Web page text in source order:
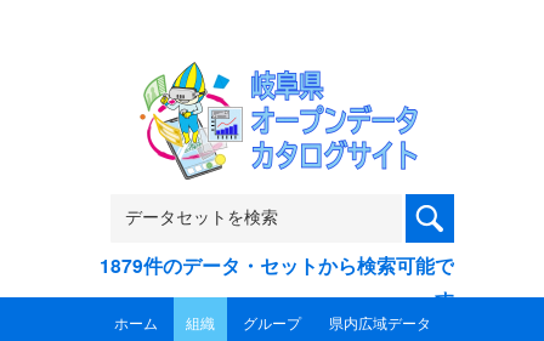
1879件のデータ・セットから検索可能で
す
ホーム 組織 グループ 県内広域データ